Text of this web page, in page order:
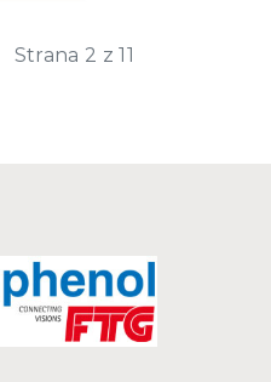
Strana 2 z 11